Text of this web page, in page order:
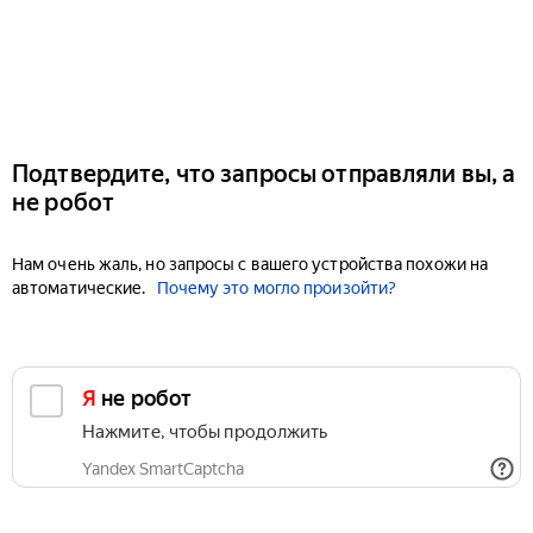
Подтвердите, что запросы отправляли вы, а
не робот
Нам очень жаль, но запросы с вашего устройства похожи на
автоматические.
Почему это могло произойти?
Я не робот
Нажмите, чтобы продолжить
Yandex SmartCaptcha